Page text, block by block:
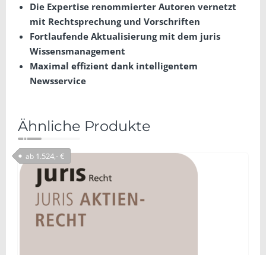
Die Expertise renommierter Autoren vernetzt
mit Rechtsprechung und Vorschriften
Fortlaufende Aktualisierung mit dem juris
Wissensmanagement
Maximal effizient dank intelligentem
Newsservice
Ähnliche Produkte
ab 1.524,- €